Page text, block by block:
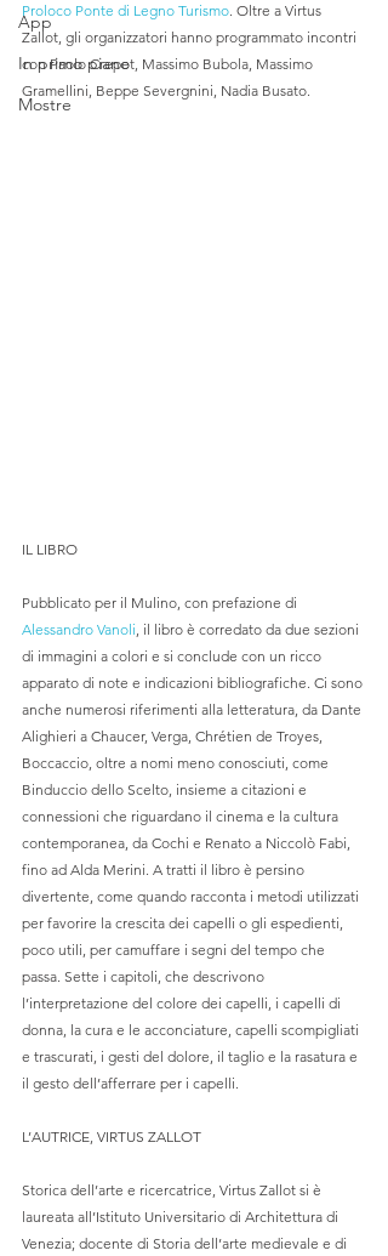
App
In primo piano
Mostre
Proloco Ponte di Legno Turismo. Oltre a Virtus
Zallot, gli organizzatori hanno programmato incontri
con Paolo Crepet, Massimo Bubola, Massimo
Gramellini, Beppe Severgnini, Nadia Busato.
IL LIBRO
Pubblicato per il Mulino, con prefazione di
Alessandro Vanoli , il libro è corredato da due sezioni
di immagini a colori e si conclude con un ricco
apparato di note e indicazioni bibliografiche. Ci sono
anche numerosi riferimenti alla letteratura, da Dante
Alighieri a Chaucer, Verga, Chrétien de Troyes,
Boccaccio, oltre a nomi meno conosciuti, come
Binduccio dello Scelto, insieme a citazioni e
connessioni che riguardano il cinema e la cultura
contemporanea, da Cochi e Renato a Niccolò Fabi,
fino ad Alda Merini. A tratti il libro è persino
divertente, come quando racconta i metodi utilizzati
per favorire la crescita dei capelli o gli espedienti,
poco utili, per camuffare i segni del tempo che
passa. Sette i capitoli, che descrivono
l’interpretazione del colore dei capelli, i capelli di
donna, la cura e le acconciature, capelli scompigliati
e trascurati, i gesti del dolore, il taglio e la rasatura e
il gesto dell’afferrare per i capelli.
L’AUTRICE, VIRTUS ZALLOT
Storica dell’arte e ricercatrice, Virtus Zallot si è
laureata all’Istituto Universitario di Architettura di
Venezia; docente di Storia dell’arte medievale e di